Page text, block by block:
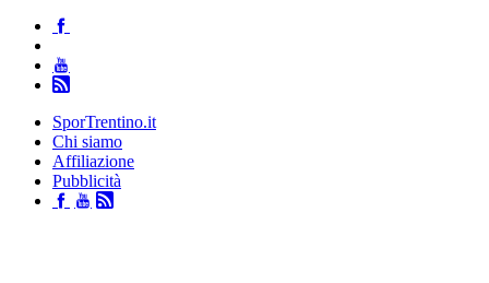
SporTrentino.it
Chi siamo
Affiliazione
Pubblicità